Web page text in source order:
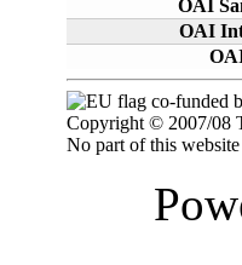
OAI
OAI
co-funded
Copyright © 2007/08
No part of this